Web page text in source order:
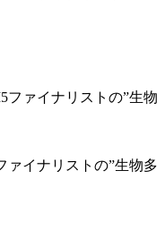
ァイナリストの”生物多